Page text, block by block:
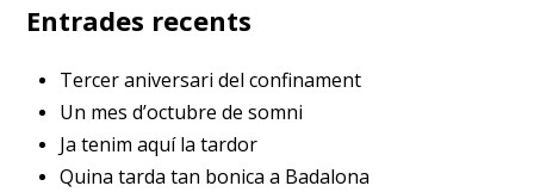
Entrades recents
Tercer aniversari del confinament
Un mes d’octubre de somni
Ja tenim aquí la tardor
Quina tarda tan bonica a Badalona